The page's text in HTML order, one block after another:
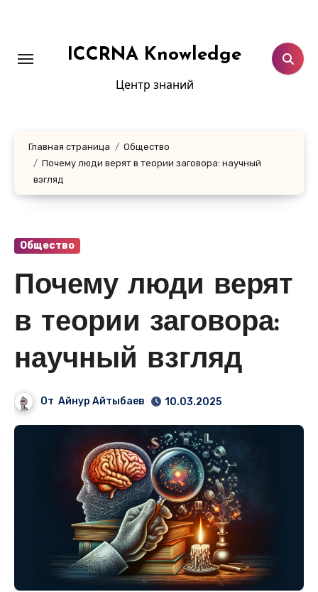
содержаниюICCRNA Knowledge
Центр знаний
Главная страница
Общество
Почему люди верят в теории заговора: научный
взгляд
Общество
Почему люди верят
в теории заговора:
научный взгляд
От Айнур Айтыбаев 10.03.2025